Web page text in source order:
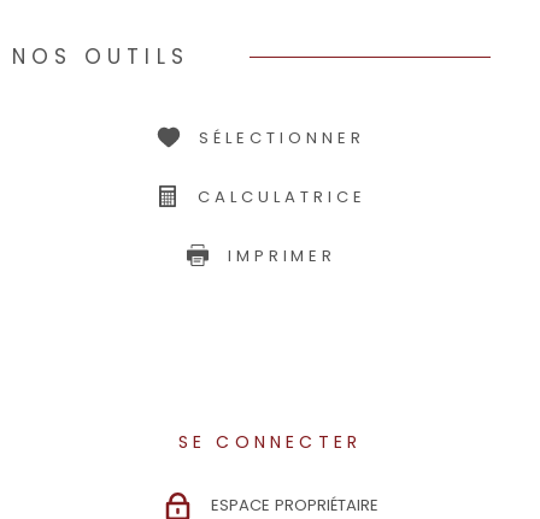
NOS OUTILS
SÉLECTIONNER
CALCULATRICE
IMPRIMER
SE CONNECTER
ESPACE PROPRIÉTAIRE